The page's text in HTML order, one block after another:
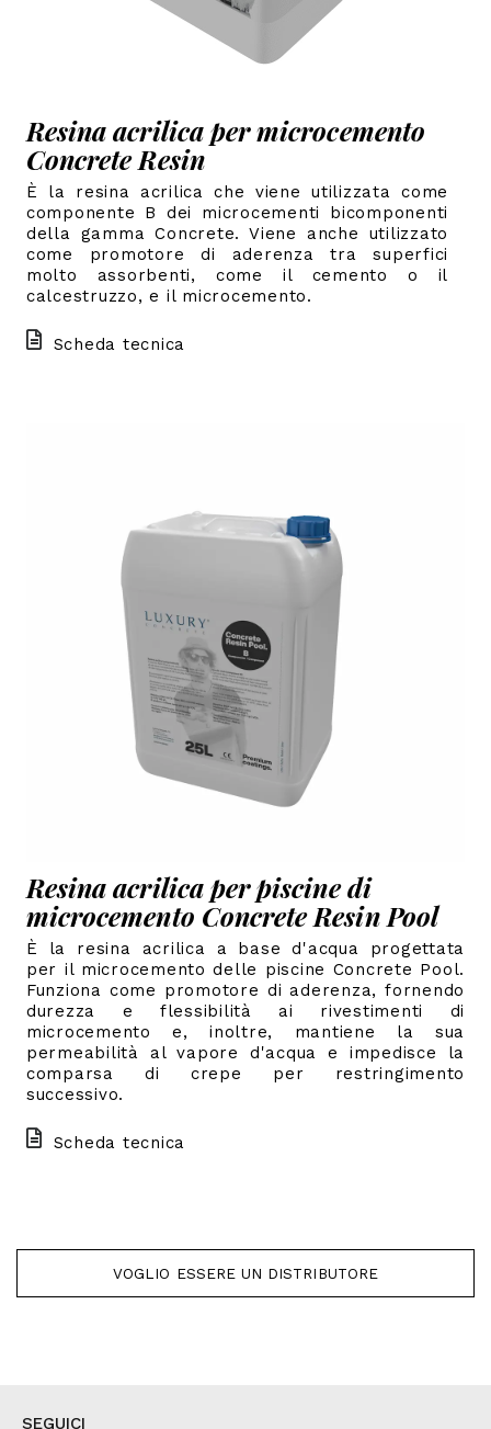
Resina acrilica per microcemento
Concrete Resin
È la resina acrilica che viene utilizzata come
componente B dei microcementi bicomponenti
della gamma Concrete. Viene anche utilizzato
come promotore di aderenza tra superfici
molto assorbenti, come il cemento o il
calcestruzzo, e il microcemento.
Scheda tecnica
Resina acrilica per piscine di
microcemento Concrete Resin Pool
È la resina acrilica a base d'acqua progettata
per il microcemento delle piscine Concrete Pool.
Funziona come promotore di aderenza, fornendo
durezza e flessibilità ai rivestimenti di
microcemento e, inoltre, mantiene la sua
permeabilità al vapore d'acqua e impedisce la
comparsa di crepe per restringimento
successivo.
Scheda tecnica
VOGLIO ESSERE UN DISTRIBUTORE
SEGUICI